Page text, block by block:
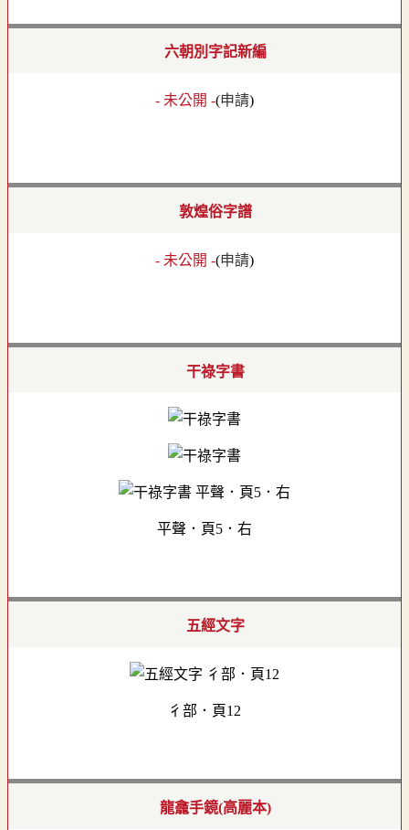
六朝別字記新編
- 未公開 -(申請)
敦煌俗字譜
- 未公開 -(申請)
干祿字書
平聲．頁5．右
五經文字
彳部．頁12
龍龕手鏡(高麗本)